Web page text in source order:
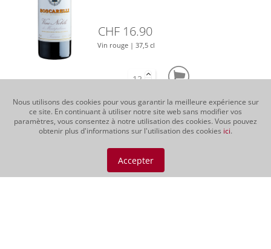
Nous utilisons des cookies pour vous garantir la meilleure expérience sur
ce site. En continuant à utiliser notre site web sans modifier vos
paramètres, vous consentez à notre utilisation des cookies. Vous pouvez
obtenir plus d'informations sur l'utilisation des cookies ici.
Accepter
CHF 16.90
Vin rouge | 37,5 cl
Montepulciano DOCG